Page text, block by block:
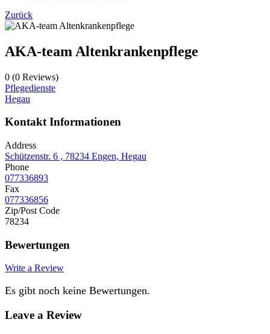
Zurück
AKA-team Altenkrankenpflege
0 (0 Reviews)
Pflegedienste
Hegau
Kontakt Informationen
Address
Schützenstr. 6 , 78234 Engen, Hegau
Phone
077336893
Fax
077336856
Zip/Post Code
78234
Bewertungen
Write a Review
Es gibt noch keine Bewertungen.
Leave a Review